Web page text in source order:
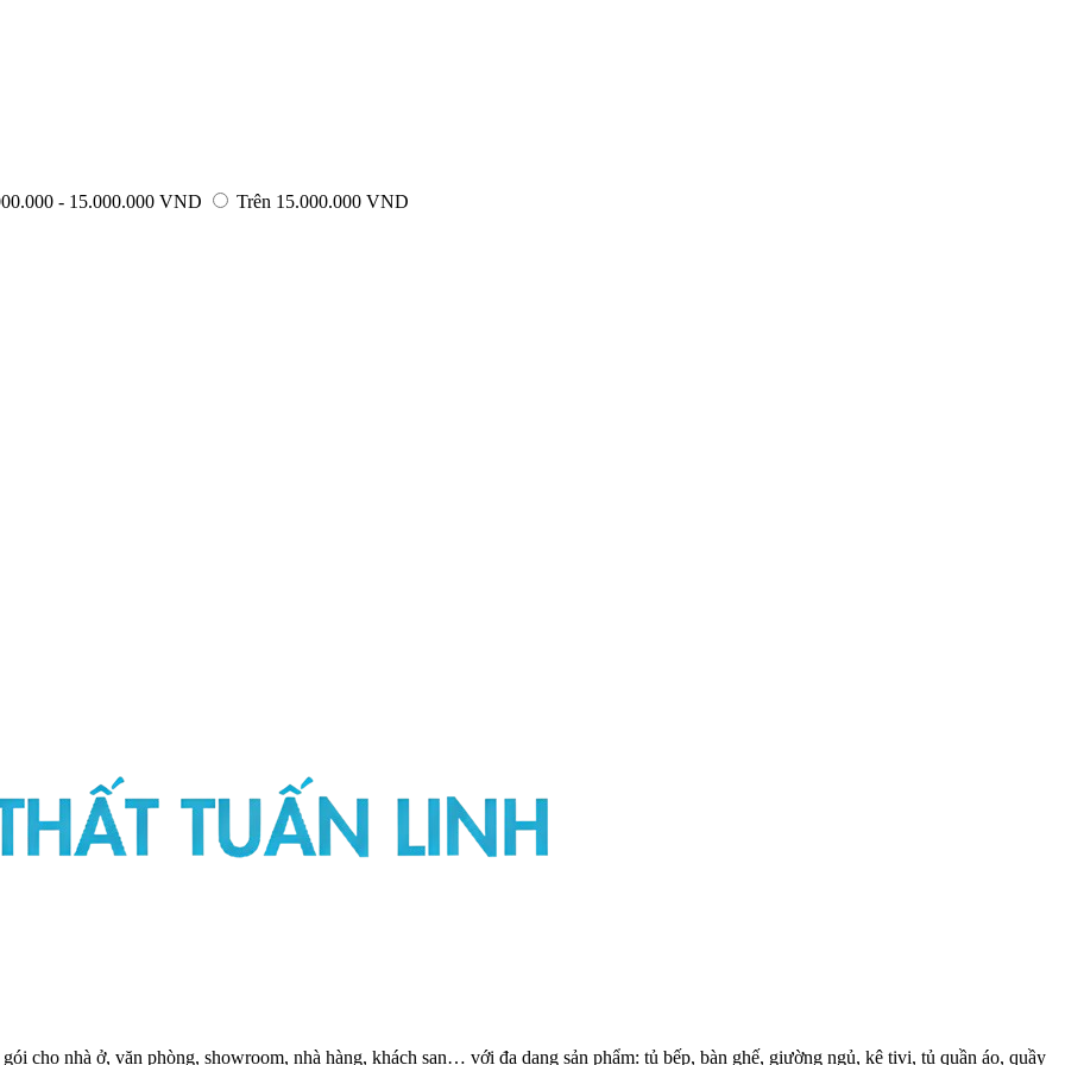
- 15.000.000 VND Trên 15.000.000 VND
cho nhà ở, văn phòng, showroom, nhà hàng, khách sạn… với đa dạng sản phẩm: tủ bếp, bàn ghế, giường ngủ, kệ tivi, tủ quần áo, quầy